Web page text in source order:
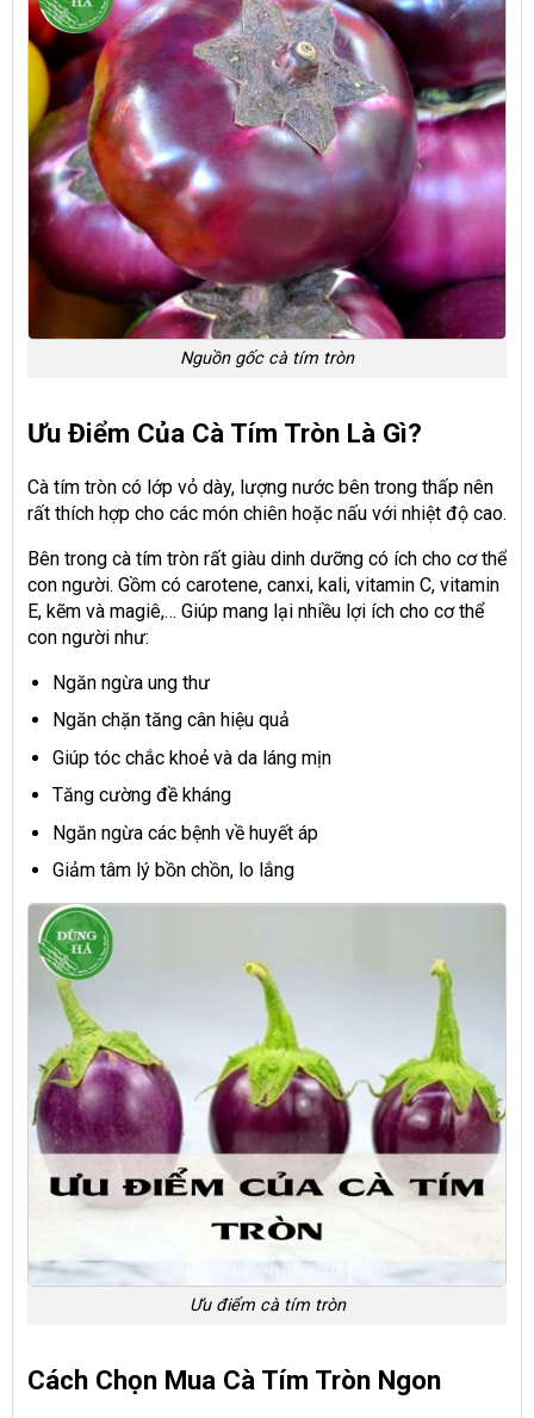
Nguồn gốc cà tím tròn
Ưu Điểm Của Cà Tím Tròn Là Gì?
Cà tím tròn có lớp vỏ dày, lượng nước bên trong thấp nên
rất thích hợp cho các món chiên hoặc nấu với nhiệt độ cao.
Bên trong cà tím tròn rất giàu dinh dưỡng có ích cho cơ thể
con người. Gồm có carotene, canxi, kali, vitamin C, vitamin
E, kẽm và magiê,… Giúp mang lại nhiều lợi ích cho cơ thể
con người như:
Ngăn ngừa ung thư
Ngăn chặn tăng cân hiệu quả
Giúp tóc chắc khoẻ và da láng mịn
Tăng cường đề kháng
Ngăn ngừa các bệnh về huyết áp
Giảm tâm lý bồn chồn, lo lắng
Ưu điểm cà tím tròn
Cách Chọn Mua Cà Tím Tròn Ngon